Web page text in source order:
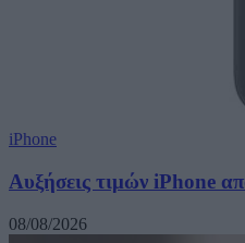
iPhone
Αυξήσεις τιμών iPhone
08/08/2026